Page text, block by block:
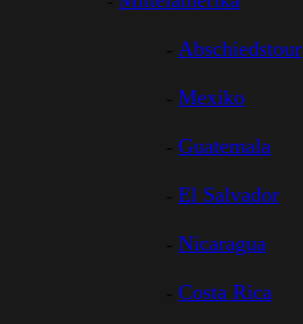
Abschiedstour
Mexiko
Guatemala
El Salvador
Nicaragua
Costa Rica